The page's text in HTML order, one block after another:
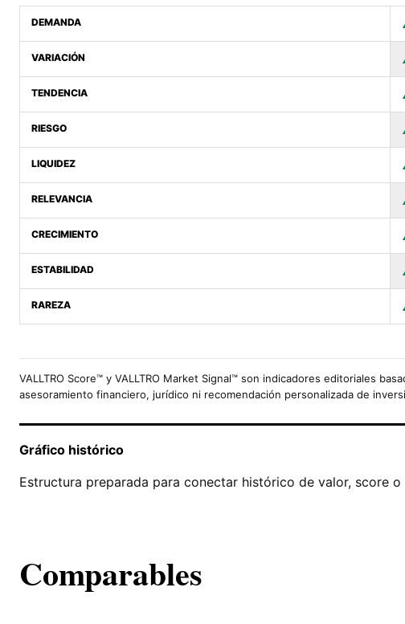
DEMANDA
VARIACIÓN
TENDENCIA
RIESGO
LIQUIDEZ
RELEVANCIA
CRECIMIENTO
ESTABILIDAD
RAREZA
VALLTRO Score™ y VALLTRO Market Signal™ son indicadores editoriales
asesoramiento financiero, jurídico ni recomendación personalizada de
Gráfico histórico
Estructura preparada para conectar histórico de valor, score
Comparables